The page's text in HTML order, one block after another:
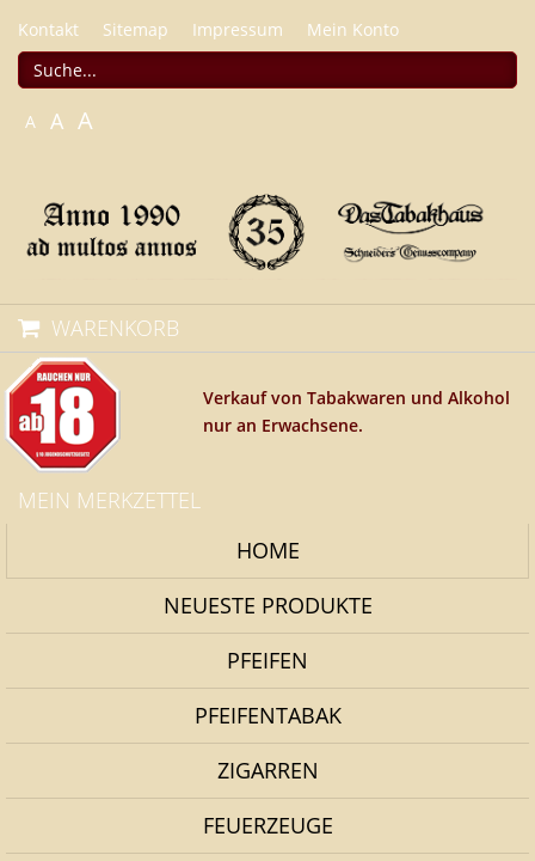
Kontakt Sitemap Impressum Mein Konto
A A A
WARENKORB
Verkauf von Tabakwaren und Alkohol
nur an Erwachsene.
MEIN MERKZETTEL
HOME
NEUESTE PRODUKTE
PFEIFEN
PFEIFENTABAK
ZIGARREN
FEUERZEUGE